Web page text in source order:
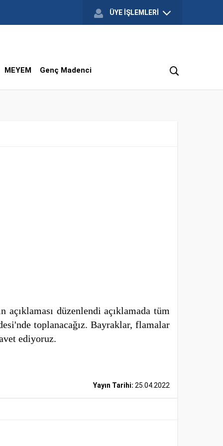
ÜYE İŞLEMLERİ
MEYEM Genç Madenci
düzenlendi açıklamada tüm
toplanacağız. Bayraklar, flamalar
ediyoruz.
Yayın Tarihi: 25.04.2022